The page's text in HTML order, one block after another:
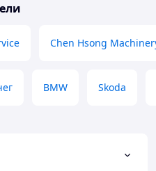
Chen Hsong
BMW Skoda